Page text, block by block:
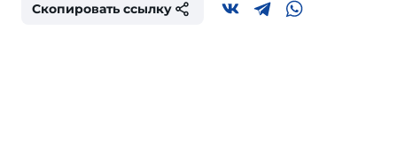
Скопировать ссылку